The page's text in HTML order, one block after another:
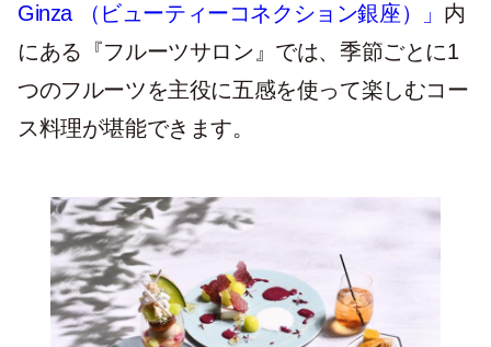
Ginza （ビューティーコネクション銀座）」 内
にある『フルーツサロン』では、季節ごとに1
つのフルーツを主役に五感を使って楽しむコー
ス料理が堪能できます。